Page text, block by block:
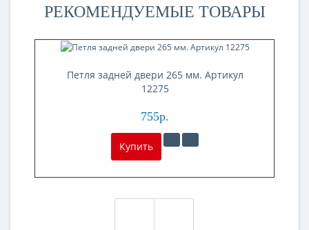
РЕКОМЕНДУЕМЫЕ ТОВАРЫ
Петля задней двери 265 мм. Артикул
12275
755р.
Купить